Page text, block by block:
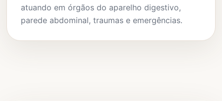
atuando em órgãos do aparelho digestivo,
parede abdominal, traumas e emergências.